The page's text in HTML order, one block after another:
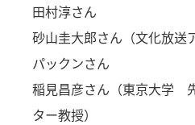
田村淳さん
砂山圭大郎さん（文化放送
パックンさん
稲見昌彦さん（東京大学
ター教授）